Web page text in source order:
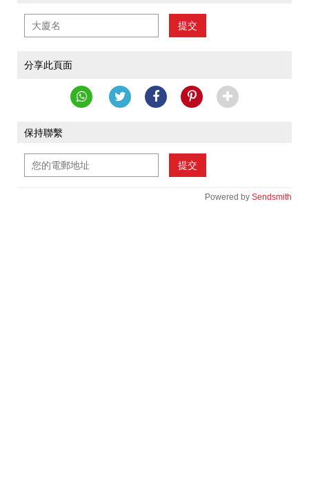
提交
分享此頁面
保持聯繫
提交
Powered by Sendsmith